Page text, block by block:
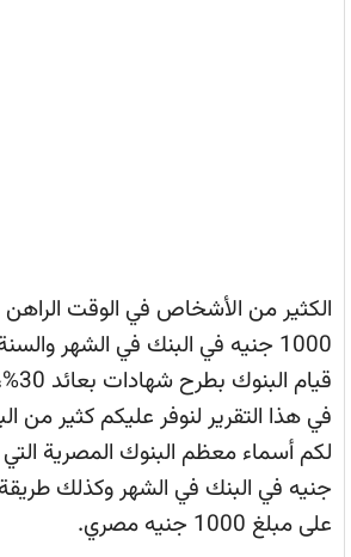
الكثير من الأشخاص في الوقت الراهن
1000 جنيه في البنك في الشهر
في هذا التقرير لنوفر عليكم كثير
جنيه في البنك في الشهر وكذلك
على مبلغ 1000 جنيه مصري.